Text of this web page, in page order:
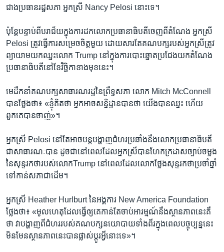
ជាង​ប្រធាន​រដ្ឋ​សភា​ អ្នកស្រី Nancy Pelosi នោះ​ទេ។
ប៉ុន្តែ​បន្ទាប់​ពី​បរាជ័យ​ក្នុង​ការ​ដក​លោក​ប្រធានាធិបតី​ចេញ​ពី​តំណែង អ្នកស្រី
Pelosi ត្រូវ​ធ្វើ​ការ​សម្រេច​ចិត្ត​មួយ ដោយសារ​តែ​គណបក្ស​របស់​អ្នកស្រី​ត្រូវ​
ព្យាយាម​យក​ឈ្នះ​លោក Trump នៅ​ក្នុង​ការ​បោះឆ្នោត​ប្រជែង​យក​តំណែង​
ប្រធានាធិបតី​នៅ​ខែ​វិច្ឆិកា​ខាង​មុខ​នេះ។
មេដឹកនាំ​គណបក្ស​សាធារណរដ្ឋ​នៃ​ព្រឹទ្ធសភា លោក Mitch McConnell
បាន​ថ្លែង​ថា៖ «ខ្ញុំ​គិត​ថា អ្នក​អាច​សន្និដ្ឋាន​បាន​ថា យើង​បាន​ឈ្នះ ហើយ​
ពួកគេ​បាន​ចាញ់‍»។
អ្នកស្រី Pelosi នៅ​តែ​អាច​បន្ត​បង្ហាញ​ជំហរ​ប្រឆាំង​នឹង​លោក​ប្រធានាធិបតី​
ជា​សាធារណៈ​បាន ដូចជា​នៅ​ពេល​ដែល​អ្នកស្រី​បាន​ហែក​ក្រដាសច្បាប់​ចម្លង​
នៃ​សុន្ទរកថា​របស់​លោកTrump នៅ​ពេល​ដែល​លោក​ថ្លែង​សុន្ទរកថា​ប្រចាំ​ឆ្នាំ​
ទៅ​កាន់​សភា​ជា​ដើម។
អ្នកស្រី Heather Hurlburt នៃ​អង្គការ New America Foundation
ថ្លែង​ថា៖ «មូលហេតុ​ដែល​ធ្វើ​ឲ្យ​គេ​កាន់​តែ​ចាប់អារម្មណ៍នឹង​ស្ថានភាព​នេះ​គឺ​
ថា វា​បង្ហាញ​ពី​ជំហរ​របស់​គណបក្ស​នយោបាយ​ទាំង​ពីរ​ក្នុង​ពេល​បច្ចុប្បន្ន​នេះ
មិនមែន​ស្ថានភាព​នេះ​បាន​ផ្លាស់ប្ដូរ​អ្វី​នោះ​ទេ‍»។